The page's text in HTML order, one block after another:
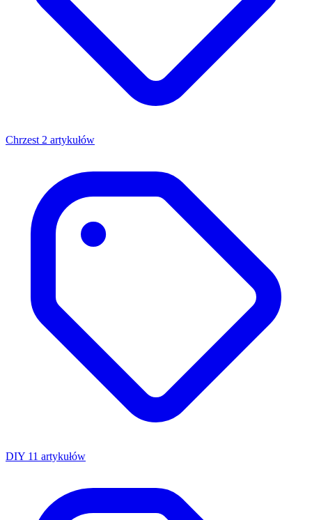
Chrzest 2 artykułów
DIY 11 artykułów